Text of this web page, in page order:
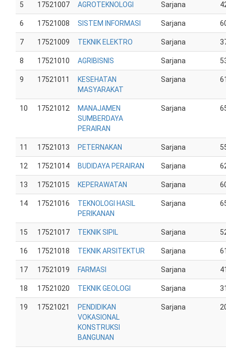
5 17521007 AGROTEKNOLOGI Sarjana
6 17521008 SISTEM INFORMASI Sarjana
7 17521009 TEKNIK ELEKTRO Sarjana
8 17521010 AGRIBISNIS Sarjana
9 17521011
KESEHATAN
MASYARAKAT
Sarjana
10 17521012
MANAJAMEN
SUMBERDAYA
PERAIRAN
Sarjana
11 17521013 PETERNAKAN Sarjana
12 17521014 BUDIDAYA PERAIRAN Sarjana
13 17521015 KEPERAWATAN Sarjana
14 17521016
TEKNOLOGI HASIL
PERIKANAN
Sarjana
15 17521017 TEKNIK SIPIL Sarjana
16 17521018 TEKNIK ARSITEKTUR Sarjana
17 17521019 FARMASI Sarjana
18 17521020 TEKNIK GEOLOGI Sarjana
19 17521021
PENDIDIKAN
VOKASIONAL
KONSTRUKSI
BANGUNAN
Sarjana